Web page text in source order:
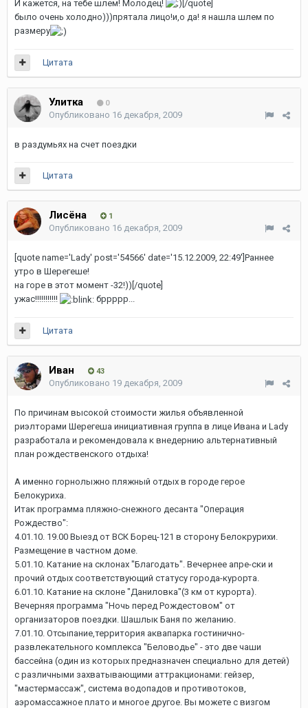
И кажется, на тебе шлем! Молодец!
[/quote]
было очень холодно)))прятала лицо!и,о да! я нашла шлем по
размеру
Цитата
Улитка 0
Опубликовано 16 декабря, 2009
в раздумьях на счет поездки
Цитата
Лисёна 1
Опубликовано 16 декабря, 2009
[quote name='Lady' post='54566' date='15.12.2009, 22:49']Раннее
утро в Шерегеше!
на горе в этот момент -32!))[/quote]
ужас!!!!!!!!!!!
бррррр...
Цитата
Иван 43
Опубликовано 19 декабря, 2009
По причинам высокой стоимости жилья объявленной
риэлторами Шерегеша инициативная группа в лице Ивана и Lady
разработала и рекомендовала к внедернию альтернативный
план рождественского отдыха!
А именно горнолыжно пляжный отдых в городе герое
Белокуриха.
Итак программа пляжно-снежного десанта "Операция
Рождество":
4.01.10. 19.00 Выезд от ВСК Борец-121 в сторону Белокрурихи.
Размещение в частном доме.
5.01.10. Катание на склонах "Благодать". Вечернее апре-ски и
прочий отдых соответствующий статусу города-курорта.
6.01.10. Катание на склоне "Даниловка"(3 км от курорта).
Вечерняя программа "Ночь перед Рождестовом" от
организаторов поездки. Шашлык Баня по желанию.
7.01.10. Отсыпание,территория аквапарка гостинично-
развлекательного комплекса "Беловодье" - это две чаши
бассейна (один из которых предназначен специально для детей)
с различными захватывающими аттракционами: гейзер,
"мастермассаж", система водопадов и противотоков,
аэромассажное плато и многое другое. Вы можете с визгом